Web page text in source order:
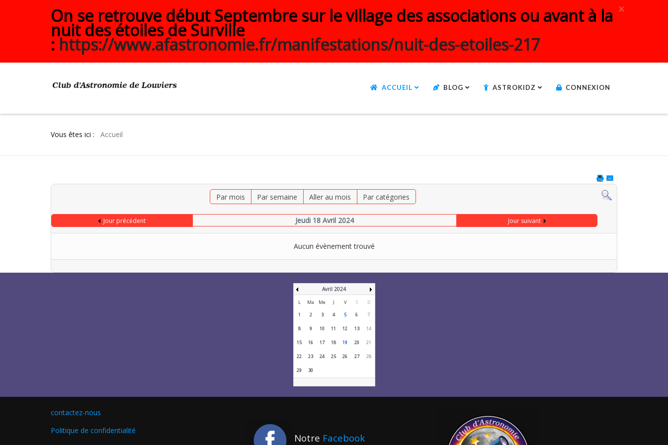
×
On se retrouve début Septembre sur le village des associations ou avant à la
nuit des étoiles de Surville
: https://www.afastronomie.fr/manifestations/nuit-des-etoiles-217
ACCUEIL BLOG ASTROKIDZ CONNEXION
Vous êtes ici : Accueil
Par mois Par semaine Aller au mois Par catégories
Jour précédent Jeudi 18 Avril 2024 Jour suivant
Aucun évènement trouvé
Avril 2024
L Ma Me J V S
D
1
2 3 4 5 6 7
8 9 10 11 12 13 14
15 16 17 18 19 20 21
22 23 24 25 26 27 28
29 30
contactez-nous
Politique de confidentialité
Notre Facebook